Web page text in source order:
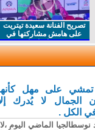
تصريح الفنانة سعيدة تيتريت
على هامش مشاركتها في
مهرجان افران
تمشي على مهل كأنها
الجمال لا يُدرك إلا
الكل .
الماضي اليوم ،لا